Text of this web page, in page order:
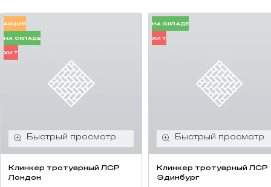
АКЦИЯ
НА СКЛАДЕ
ХИТ
Клинкер тротуарный ЛСР
Лондон
НА СКЛАДЕ
ХИТ
Клинкер тротуарный ЛСР
Эдинбург